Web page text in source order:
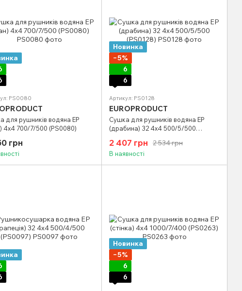
PS0080
для рушників водяна EP
4х4 700/7/500 (PS0080)
грн
Новинка
−5%
6
6
Артикул: PS0128
EUROPRODUCT
Сушка для рушників водяна EP
(драбина) 32 4х4 500/5/500
2 534 грн
2 407 грн
В наявності
Новинка
−5%
6
6